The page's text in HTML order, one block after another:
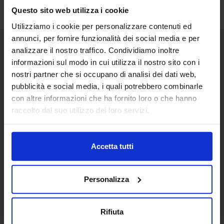
Questo sito web utilizza i cookie
Utilizziamo i cookie per personalizzare contenuti ed
annunci, per fornire funzionalità dei social media e per
analizzare il nostro traffico. Condividiamo inoltre
informazioni sul modo in cui utilizza il nostro sito con i
nostri partner che si occupano di analisi dei dati web,
pubblicità e social media, i quali potrebbero combinarle
con altre informazioni che ha fornito loro o che hanno
raccolto dal suo utilizzo dei loro servizi.
Accetta tutti
Personalizza
Rifiuta
Senaf srl
Via Eritrea 21/A
20157 | Milano | Italia
+ 39 02.332039460
In collaborazione con